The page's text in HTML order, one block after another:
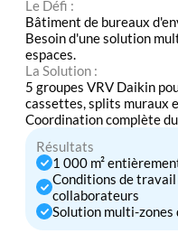
Le Défi :
Bâtiment de bureaux
Besoin d'une solution
espaces.
La Solution :
5 groupes VRV Daikin
cassettes, splits muraux
Coordination complète
Résultats
1 000 m²
Conditions de
collaborateurs
Solution multi-